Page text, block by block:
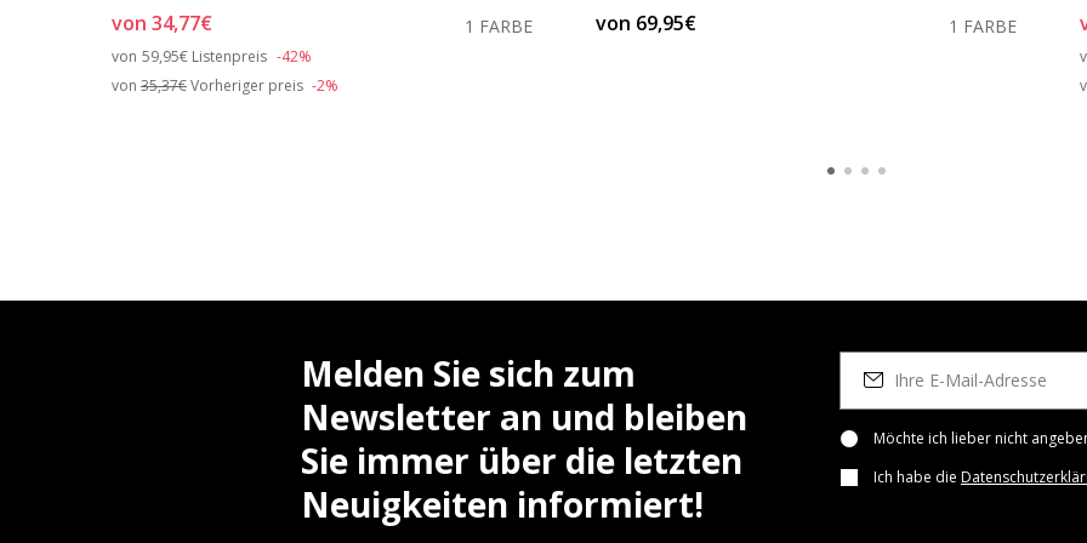
von 34,77€ 1 FARBE
von Price reduced from
59,95€ to
Listenpreis -42%
von 35,37€Vorheriger preis -2%
von 69,95€ 1 FARBE
Melden Sie sich zum
Newsletter an und bleiben
Sie immer über die letzten
Neuigkeiten informiert!
Möchte ich lieber nicht
Ich habe die